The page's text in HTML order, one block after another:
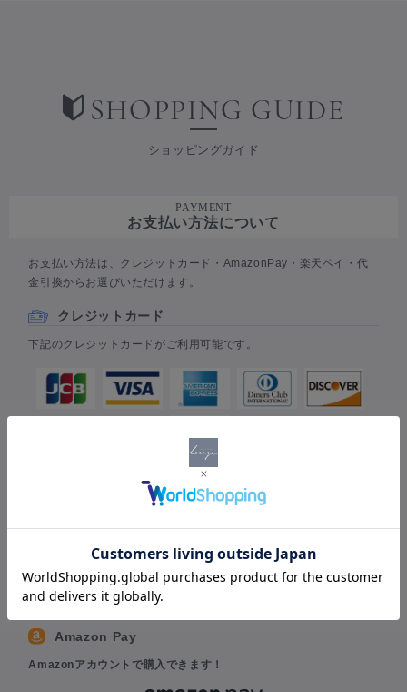
SHOPPING GUIDE
ショッピングガイド
PAYMENT
お支払い方法について
お支払い方法は、クレジットカード・AmazonPay・楽天ペイ・代
金引換からお選びいただけます。
クレジットカード
下記のクレジットカードがご利用可能です。
※通常のお支払い回数は1回払いとさせていただきます。
※クレジット決済の際にエラーが出た場合にはご発送を止め、ご連
※当店ではセキュリティ上の配慮からクレジットカード利用控は原
則としてお送りしておりません。
カード会社から送付されます。ご利用明細をご確認下さい。
Amazon Pay
Amazonアカウントで購入できます！